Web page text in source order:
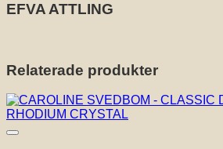
EFVA ATTLING
Relaterade produkter